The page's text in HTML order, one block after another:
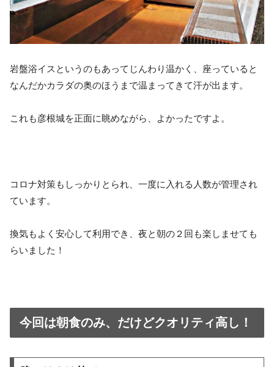
岩盤浴イスというのもあってじんわり温かく、座っていると
なんだかカラダの奥のほうまで温まってきて汗が出ます。
これも彦根城を正面に眺めながら、よかったですよ。
コロナ対策もしっかりとられ、一度に入れる人数が管理され
ています。
換気もよく安心して利用でき、夜と朝の２回も楽しませても
らいました！
今回は朝食のみ、だけどクオリティ高し！